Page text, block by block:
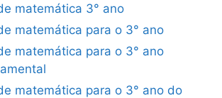
matemática 3° ano
matemática para o 3° ano
matemática para o 3° ano
matemática para o 3° ano do